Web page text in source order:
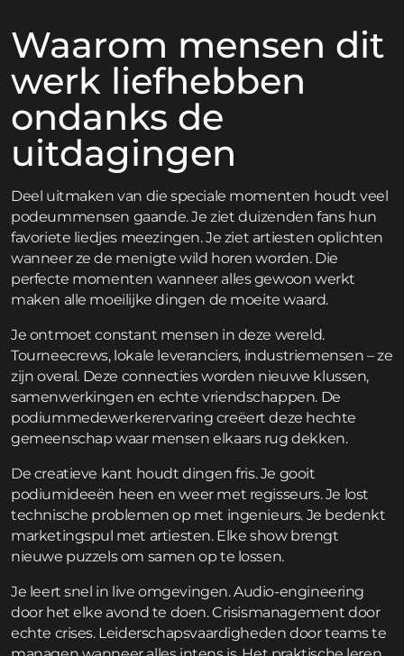
Waarom mensen dit
werk liefhebben
ondanks de
uitdagingen
Deel uitmaken van die speciale momenten houdt veel
podeummensen gaande. Je ziet duizenden fans hun
favoriete liedjes meezingen. Je ziet artiesten oplichten
wanneer ze de menigte wild horen worden. Die
perfecte momenten wanneer alles gewoon werkt
maken alle moeilijke dingen de moeite waard.
Je ontmoet constant mensen in deze wereld.
Tourneecrews, lokale leveranciers, industriemensen – ze
zijn overal. Deze connecties worden nieuwe klussen,
samenwerkingen en echte vriendschappen. De
podiummedewerkerervaring creëert deze hechte
gemeenschap waar mensen elkaars rug dekken.
De creatieve kant houdt dingen fris. Je gooit
podiumideeën heen en weer met regisseurs. Je lost
technische problemen op met ingenieurs. Je bedenkt
marketingspul met artiesten. Elke show brengt
nieuwe puzzels om samen op te lossen.
Je leert snel in live omgevingen. Audio-engineering
door het elke avond te doen. Crisismanagement door
echte crises. Leiderschapsvaardigheden door teams te